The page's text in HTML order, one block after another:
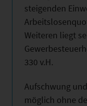
steigenden
Weiteren liegt
330 v.H.
Aufschwung
möglich ohne